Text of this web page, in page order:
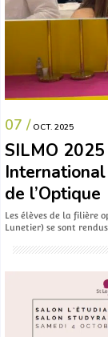
07 / OCT. 2025
SILMO
de l’Optique
Les élèves de la filière
Lunetier) se sont